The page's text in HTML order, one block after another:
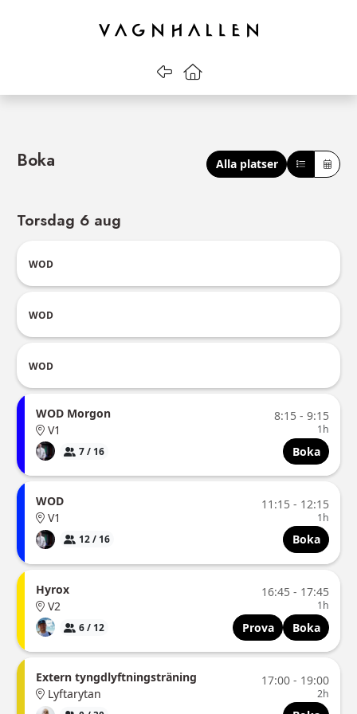
Gå tillbakaGå till startsidan
Boka Alla platser
Torsdag 6 aug
WOD
WOD
WOD
8:15 - 9:15
1h
WOD Morgon
V1
7 / 16 Boka
11:15 - 12:15
1h
WOD
V1
12 / 16 Boka
16:45 - 17:45
1h
Hyrox
V2
6 / 12 Prova Boka
17:00 - 19:00
2h
Extern tyngdlyftningsträning
Lyftarytan